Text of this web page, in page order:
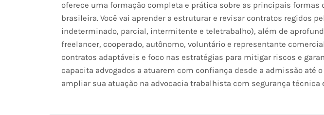
oferece uma formação completa e prática sobre as principais formas
brasileira. Você vai aprender a estruturar e revisar contratos regidos
indeterminado, parcial, intermitente e teletrabalho), além de
freelancer, cooperado, autônomo, voluntário e representante
contratos adaptáveis e foco nas estratégias para mitigar riscos e
capacita advogados a atuarem com confiança desde a admissão até
ampliar sua atuação na advocacia trabalhista com segurança técnica